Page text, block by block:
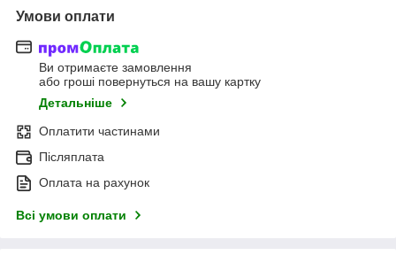
Умови оплати
Ви отримаєте замовлення
або гроші повернуться на вашу картку
Детальніше
Оплатити частинами
Післяплата
Оплата на рахунок
Всі умови оплати